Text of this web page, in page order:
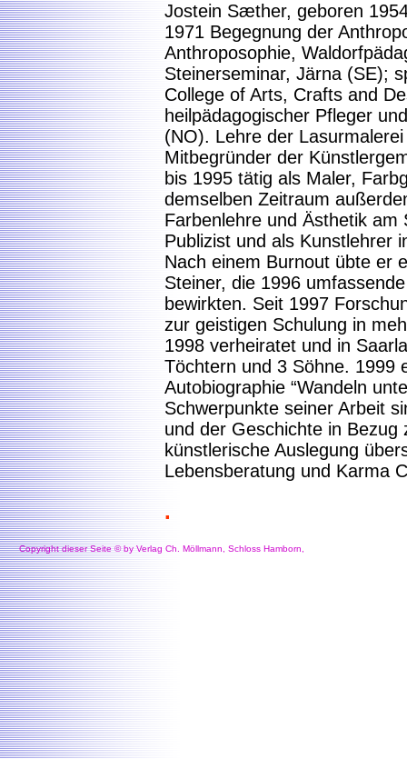
Jostein Sæther, geboren
1971 Begegnung der
Anthroposophie,
Steinerseminar, Järna (SE);
College of Arts, Crafts and
heilpädagogischer Pfleger
(NO). Lehre der
Mitbegründer der
bis 1995 tätig als Maler,
demselben Zeitraum
Farbenlehre und Ästhetik am
Publizist und als Kunstlehrer
Nach einem Burnout übte er
Steiner, die 1996
bewirkten. Seit 1997
zur geistigen Schulung in
1998 verheiratet und in
Töchtern und 3 Söhne. 1999
Autobiographie “Wandeln
Schwerpunkte seiner Arbeit
und der Geschichte in
künstlerische Auslegung
Lebensberatung und Karma
.
Copyright dieser Seite © by Verlag Ch. Möllmann, Schloss Hamborn,